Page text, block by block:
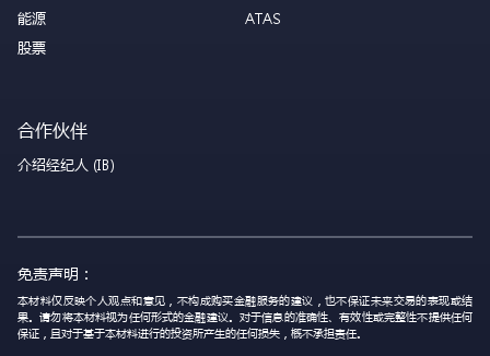
能源
股票
ATAS
合作伙伴
介绍经纪人 (IB)
免责声明：
本材料仅反映个人观点和意见，不构成购买金融服务的建议，也不保证未来交易的表现或结
果。请勿将本材料视为任何形式的金融建议。对于信息的准确性、有效性或完整性不提供任何
保证，且对于基于本材料进行的投资所产生的任何损失，概不承担责任。